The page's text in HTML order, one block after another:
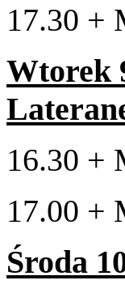
17.30 +
Wtorek
16.30 +
17.00 +
Środa